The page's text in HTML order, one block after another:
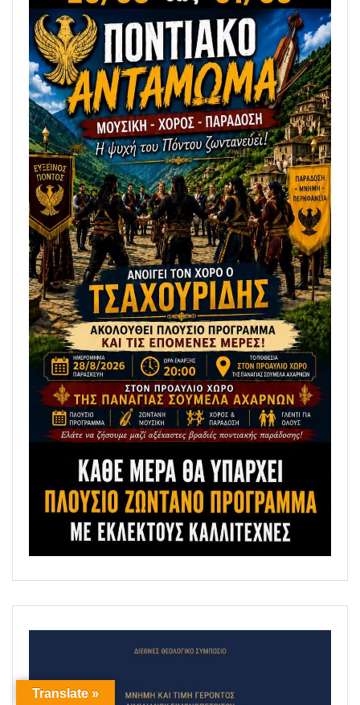
Translate »